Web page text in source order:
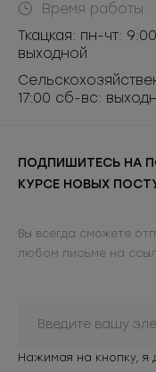
Время работы:
Ткацкая: пн-чт:
выходной
17:00 сб-вс:
ПОДПИШИТЕСЬ НА
КУРСЕ НОВЫХ
Вы всегда сможете
любом письме на
Нажимая на кнопку, я